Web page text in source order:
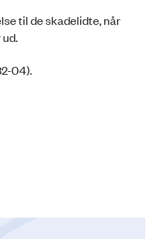
til de skadelidte, når
04).